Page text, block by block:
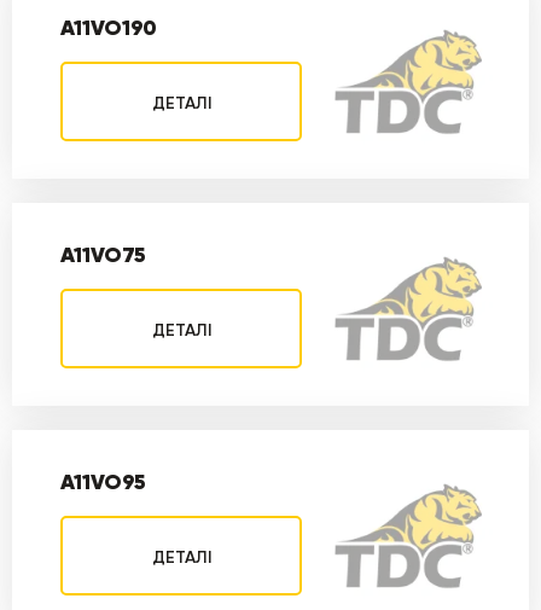
A11VO190
ДЕТАЛІ
A11VO75
ДЕТАЛІ
A11VO95
ДЕТАЛІ